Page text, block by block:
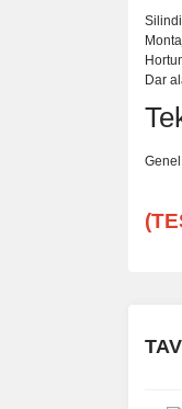
Dar
Genel